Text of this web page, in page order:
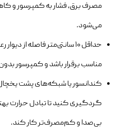
مصرف برق، فشار به کمپرسور و
می‌شود.
حداقل ۱۰ سانتی‌متر فاصله از
مناسب برقرار باشد و کمپرسور
گردگیری کنید تا تبادل حرارت
بی‌صدا و کم‌مصرف‌تر کار کند.